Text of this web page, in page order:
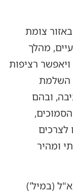
צומת
מהלך
רציפות
השלמת
ובהם
ומהיר
(במיל')